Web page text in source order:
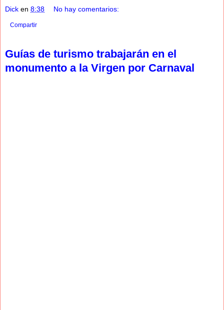
Dick en 8:38 No hay comentarios:
Compartir
Guías de turismo trabajarán en el
monumento a la Virgen por Carnaval